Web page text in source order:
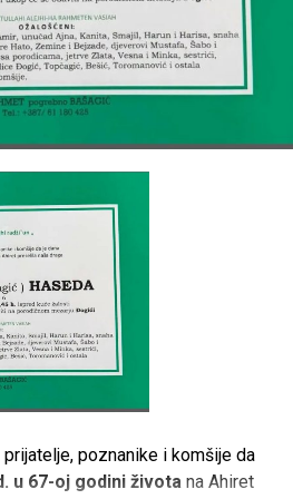
BAJRAMOVIĆ, VILIĆ, MESIĆ,
RODBINA, PRIJATELJI I
Share
poznanike i komšije da
u 67-oj godini životana Ahiret